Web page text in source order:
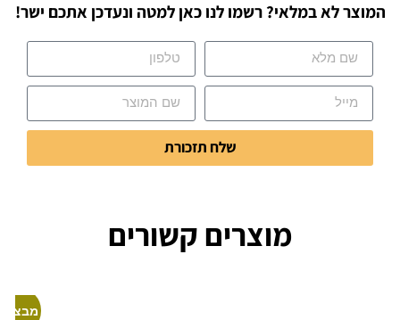
המוצר לא במלאי? רשמו לנו כאן למטה ונעדכן אתכם ישר!
שלח תזכורת
מוצרים קשורים
מבצע!